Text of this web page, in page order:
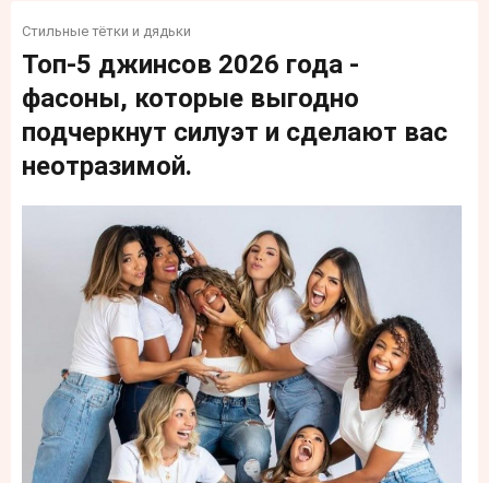
Стильные тётки и дядьки
Топ-5 джинсов 2026 года -
фасоны, которые выгодно
подчеркнут силуэт и сделают вас
неотразимой.